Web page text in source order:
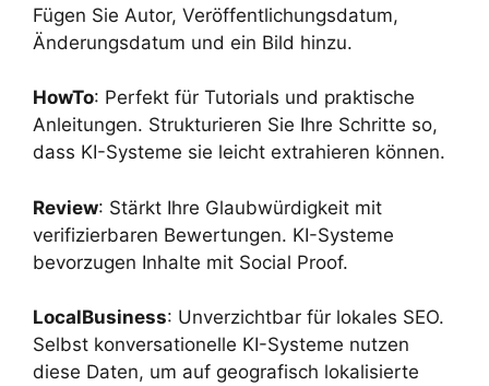
Fügen Sie Autor, Veröffentlichungsdatum,
Änderungsdatum und ein Bild hinzu.
HowTo: Perfekt für Tutorials und praktische
Anleitungen. Strukturieren Sie Ihre Schritte so,
dass KI-Systeme sie leicht extrahieren können.
Review: Stärkt Ihre Glaubwürdigkeit mit
verifizierbaren Bewertungen. KI-Systeme
bevorzugen Inhalte mit Social Proof.
LocalBusiness: Unverzichtbar für lokales SEO.
Selbst konversationelle KI-Systeme nutzen
diese Daten, um auf geografisch lokalisierte